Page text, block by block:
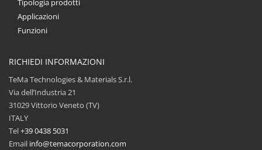
Tipologia prodotti
Applicazioni
Funzioni
RICHIEDI INFORMAZIONI
TeMa Technologies & Materials S.r.l.
Via dell’Industria 21
31029 Vittorio Veneto (TV)
ITALY
Tel+39 0438 5031
Email info@temacorporation.com